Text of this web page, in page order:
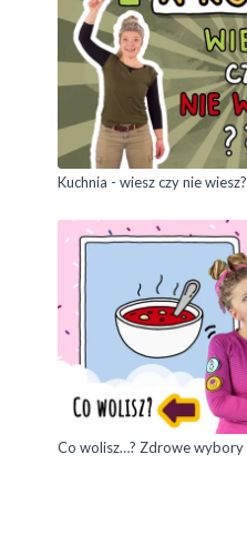
Kuchnia - wiesz czy nie wiesz?
Co wolisz…? Zdrowe wybory